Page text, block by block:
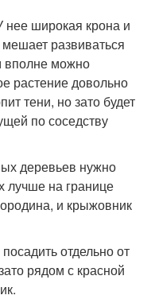
широкая крона и
развиваться
вполне можно
растение довольно
тени, но зато будет
по соседству
деревьев нужно
лучше на границе
и крыжовник
отдельно от
рядом с красной